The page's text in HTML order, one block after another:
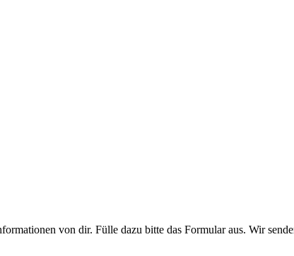
von dir. Fülle dazu bitte das Formular aus. Wir